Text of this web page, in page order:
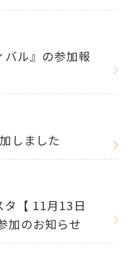
ル』の参加報
しました
タ【 11月13日
加のお知らせ